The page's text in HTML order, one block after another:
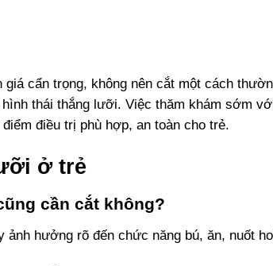
cẩn trọng, không nên cắt một cách
thái thắng lưỡi. Việc thăm khám sớm
điều trị phù hợp, an toàn cho trẻ.
ở trẻ
cần cắt không?
hưởng rõ đến chức năng bú, ăn, nuốt